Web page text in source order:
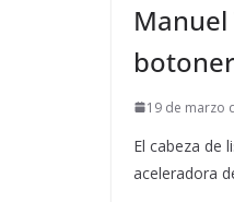
Manuel
19 de marzo
El cabeza de
aceleradora